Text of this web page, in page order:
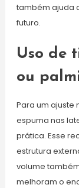
também ajuda
futuro.
Uso de
ou
Para um ajuste
espuma nas
prática. Esse
estrutura
volume
melhoram o